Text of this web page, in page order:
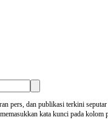
pers, dan publikasi terkini
kata kunci pada kolom